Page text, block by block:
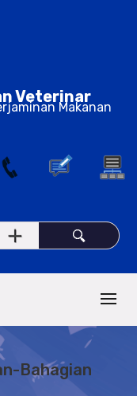
Veterinar
Makanan
Bahagian